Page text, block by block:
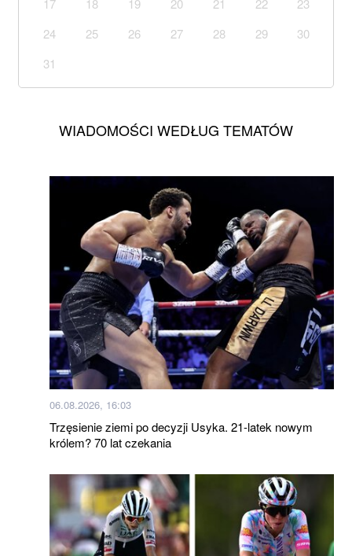
24
25 26 27 28 29
30
31
WIADOMOŚCI WEDŁUG TEMATÓW
06.08.2026, 16:03
Trzęsienie ziemi po decyzji Usyka. 21-latek nowym
królem? 70 lat czekania